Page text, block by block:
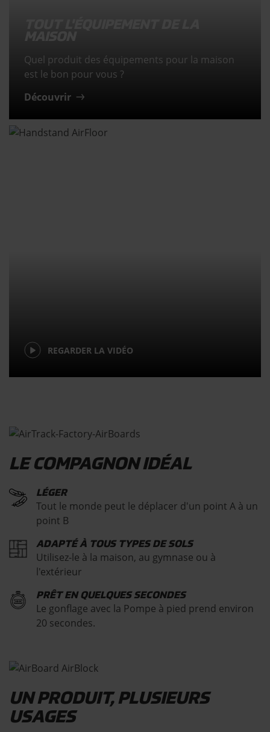
MAISON
Quel produit des équipements pour la maison
est le bon pour vous ?
Découvrir
REGARDER LA VIDÉO
LE COMPAGNON IDÉAL
LÉGER
Tout le monde peut le déplacer d'un point A à un
point B
ADAPTÉ À TOUS TYPES DE SOLS
Utilisez-le à la maison, au gymnase ou à
l'extérieur
PRÊT EN QUELQUES SECONDES
Le gonflage avec la Pompe à pied prend environ
20 secondes.
UN PRODUIT, PLUSIEURS
USAGES